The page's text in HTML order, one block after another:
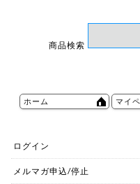
商品検索
ホーム マイ
ログイン
メルマガ申込/停止